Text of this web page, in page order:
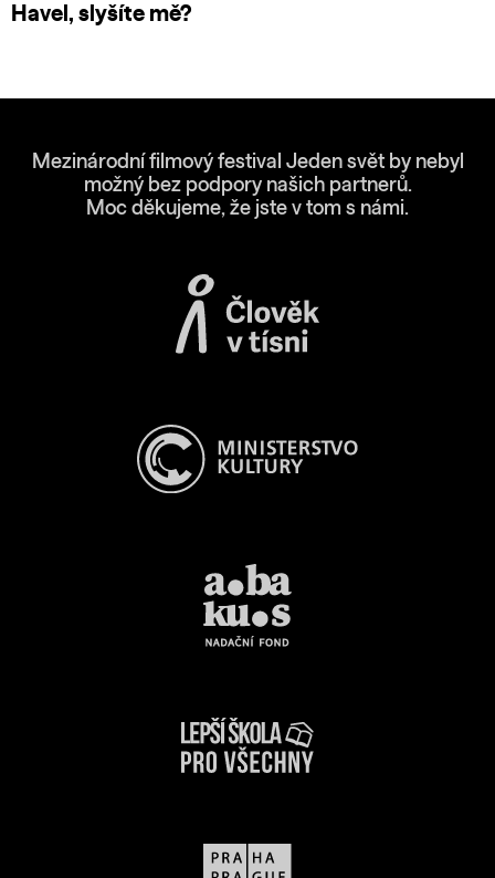
Havel, slyšíte mě?
Mezinárodní filmový festival Jeden svět by nebyl
možný bez podpory našich partnerů.
Moc děkujeme, že jste v tom s námi.